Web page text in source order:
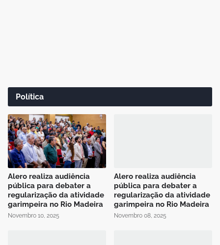
Política
Alero realiza audiência
pública para debater a
regularização da atividade
garimpeira no Rio Madeira
Novembro 10, 2025
Alero realiza audiência
pública para debater a
regularização da atividade
garimpeira no Rio Madeira
Novembro 08, 2025